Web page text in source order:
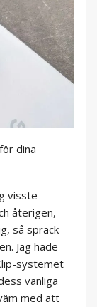
dina
visste
återigen,
så sprack
Jag hade
systemet
vanliga
med att